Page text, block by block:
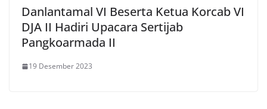
Danlantamal VI Beserta Ketua Korcab VI
DJA II Hadiri Upacara Sertijab
Pangkoarmada II
19 Desember 2023